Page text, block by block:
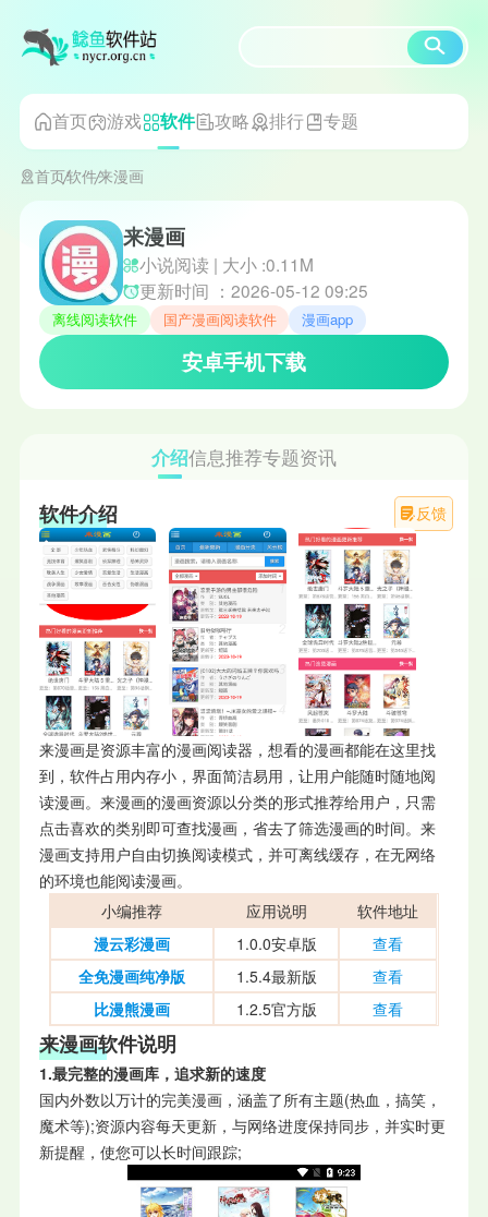
首页 游戏 软件 攻略 排行 专题
首页软件来漫画
来漫画
小说阅读 | 大小 :0.11M
更新时间 ：2026-05-12 09:25
离线阅读软件 国产漫画阅读软件 漫画app
安卓手机下载
介绍信息推荐专题资讯
反馈
软件介绍
来漫画是资源丰富的漫画阅读器，想看的漫画都能在这里找
到，软件占用内存小，界面简洁易用，让用户能随时随地阅
读漫画。来漫画的漫画资源以分类的形式推荐给用户，只需
点击喜欢的类别即可查找漫画，省去了筛选漫画的时间。来
漫画支持用户自由切换阅读模式，并可离线缓存，在无网络
的环境也能阅读漫画。
小编推荐
应用说明
软件地址
漫云彩漫画
1.0.0安卓版
查看
全免漫画纯净版
1.5.4最新版
查看
比漫熊漫画
1.2.5官方版 查看
来漫画软件说明
1.最完整的漫画库，追求新的速度
国内外数以万计的完美漫画，涵盖了所有主题(热血，搞笑，
魔术等);资源内容每天更新，与网络进度保持同步，并实时更
新提醒，使您可以长时间跟踪;